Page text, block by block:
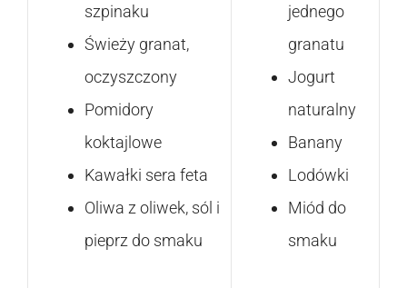
szpinaku
Świeży granat,
oczyszczony
Pomidory
koktajlowe
Kawałki sera feta
Oliwa z oliwek, sól i
pieprz do smaku
jednego
granatu
Jogurt
naturalny
Banany
Lodówki
Miód do
smaku